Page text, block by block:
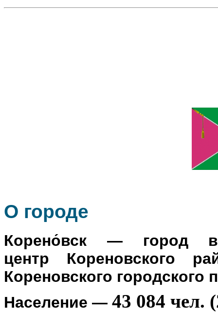
О городе
Корено́вск — город в
центр Кореновского
Кореновского городского
Население — 43 084 чел.